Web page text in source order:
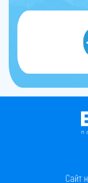
Сайт